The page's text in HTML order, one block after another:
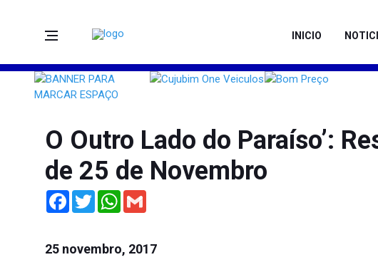
INICIO
O Outro Lado do Paraíso’:
de 25 de Novembro
Facebook
TwitterWhatsApp
25 novembro, 2017